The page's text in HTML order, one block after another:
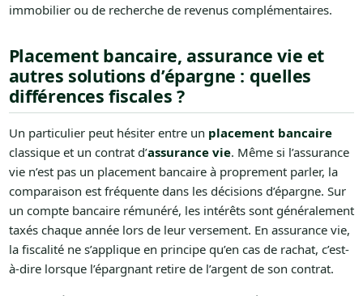
immobilier ou de recherche de revenus complémentaires.
Placement bancaire, assurance vie et
autres solutions d’épargne : quelles
différences fiscales ?
Un particulier peut hésiter entre un placement bancaire
classique et un contrat d’assurance vie. Même si l’assurance
vie n’est pas un placement bancaire à proprement parler, la
comparaison est fréquente dans les décisions d’épargne. Sur
un compte bancaire rémunéré, les intérêts sont généralement
taxés chaque année lors de leur versement. En assurance vie,
la fiscalité ne s’applique en principe qu’en cas de rachat, c’est-
à-dire lorsque l’épargnant retire de l’argent de son contrat.